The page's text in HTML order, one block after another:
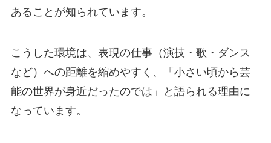
あることが知られています。
こうした環境は、表現の仕事（演技・歌・ダンス
など）への距離を縮めやすく、「小さい頃から芸
能の世界が身近だったのでは」と語られる理由に
なっています。